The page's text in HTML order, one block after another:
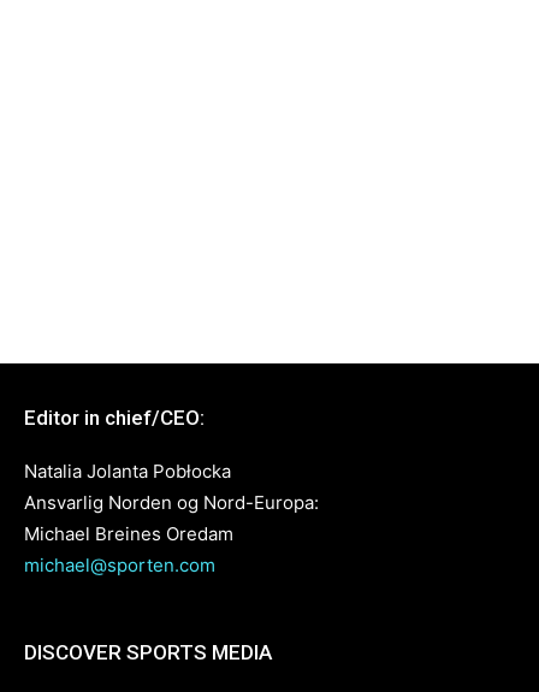
Editor in chief/CEO:
Natalia Jolanta Pobłocka
Ansvarlig Norden og Nord-Europa:
Michael Breines Oredam
michael@sporten.com
DISCOVER SPORTS MEDIA